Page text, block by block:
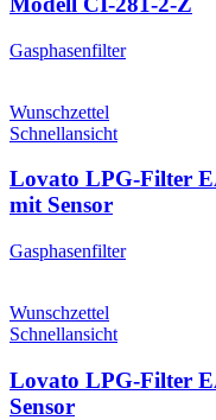
Gasphasenfilter
Wunschzettel
Schnellansicht
Lovato LPG-Filter
mit Sensor
Gasphasenfilter
Wunschzettel
Schnellansicht
Lovato LPG-Filter
Sensor